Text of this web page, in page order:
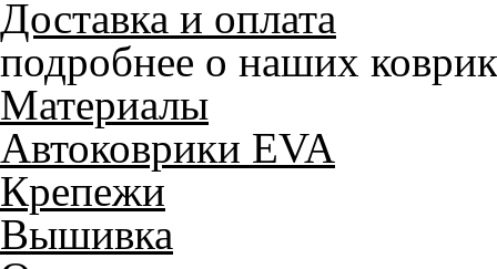
Доставка и оплата
подробнее о наших
Материалы
Автоковрики EVA
Крепежи
Вышивка